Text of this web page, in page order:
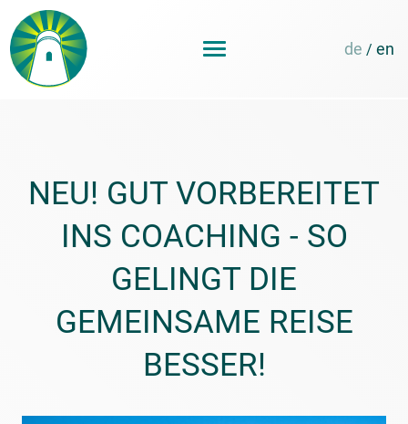
de / en
NEU! GUT VORBEREITET
INS COACHING - SO
GELINGT DIE
GEMEINSAME REISE
BESSER!